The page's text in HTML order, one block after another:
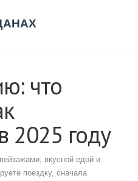
что
2025 году
вкусной едой и
поездку, сначала